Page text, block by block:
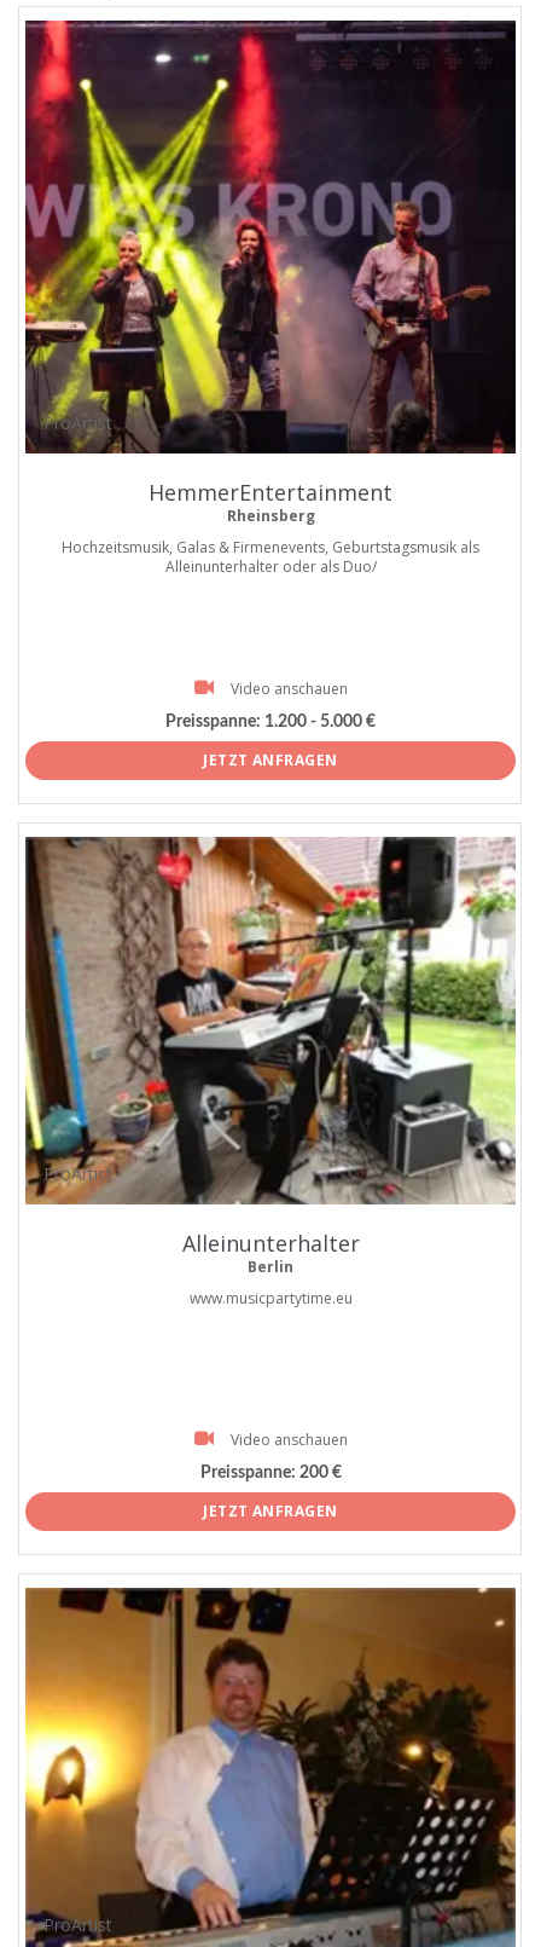
ProArtist
HemmerEntertainment
Rheinsberg
Hochzeitsmusik, Galas & Firmenevents, Geburtstagsmusik als
Alleinunterhalter oder als Duo/
Video anschauen
Preisspanne: 1.200 - 5.000 €
JETZT ANFRAGEN
ProArtist
Alleinunterhalter
Berlin
www.musicpartytime.eu
Video anschauen
Preisspanne: 200 €
JETZT ANFRAGEN
ProArtist